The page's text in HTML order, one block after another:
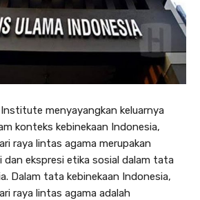
menyayangkan keluarnya
konteks kebinekaan Indonesia,
raya lintas agama merupakan
ekspresi etika sosial dalam tata
Dalam tata kebinekaan Indonesia,
raya lintas agama adalah